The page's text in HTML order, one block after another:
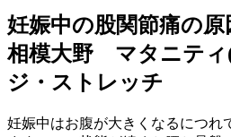
妊娠中の股関節痛の
相模大野 マタニティ
ジ・ストレッチ
妊娠中はお腹が大きくなるにつれ